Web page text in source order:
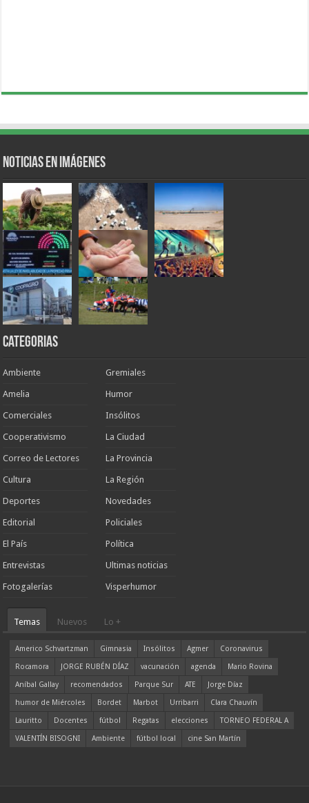
Noticias en Imágenes
Categorias
Ambiente
Amelia
Comerciales
Cooperativismo
Correo de Lectores
Cultura
Deportes
Editorial
El País
Entrevistas
Fotogalerías
Gremiales
Humor
Insólitos
La Ciudad
La Provincia
La Región
Novedades
Policiales
Política
Ultimas noticias
Visperhumor
Temas Nuevos Lo +
Americo Schvartzman Gimnasia Insólitos Agmer
Coronavirus
Rocamora
JORGE RUBÉN DÍAZ vacunación agenda
Mario Rovina
Aníbal Gallay
recomendados Parque Sur ATE
Jorge Díaz
humor de Miércoles
Bordet Marbot Urribarri
Clara Chauvín
Lauritto
Docentes fútbol Regatas elecciones
TORNEO FEDERAL A
VALENTÍN BISOGNI
Ambiente fútbol local cine San Martín